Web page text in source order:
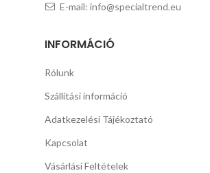
E-mail: info@specialtrend.eu
INFORMÁCIÓ
Rólunk
Szállítási információ
Adatkezelési Tájékoztató
Kapcsolat
Vásárlási Feltételek